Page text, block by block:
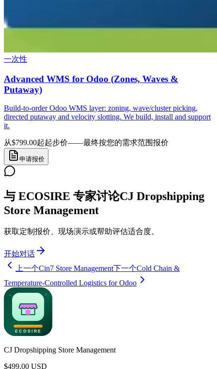
一次性
Advanced WMS for Odoo (Zones, Waves &
Putaway)
Build-to-order Odoo WMS layer: zoning, wave/cluster picking,
directed putaway and velocity slotting. We build, install and support
it.
从$799.00起起步价——最终按您的需求范围报价
申请报价
与 ECOSIRE 专家讨论CJ Dropshipping
Store Management
获取定制报价、现场演示或帮助评估适合度。
开始对话
上一个Cin7 Store Management下一个Cold Chain &
Temperature-Controlled Logistics for Odoo
CJ Dropshipping Store Management
$499.00 USD